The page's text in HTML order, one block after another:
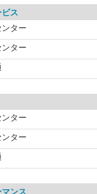
ス
ター
ター
ター
ター
ンス